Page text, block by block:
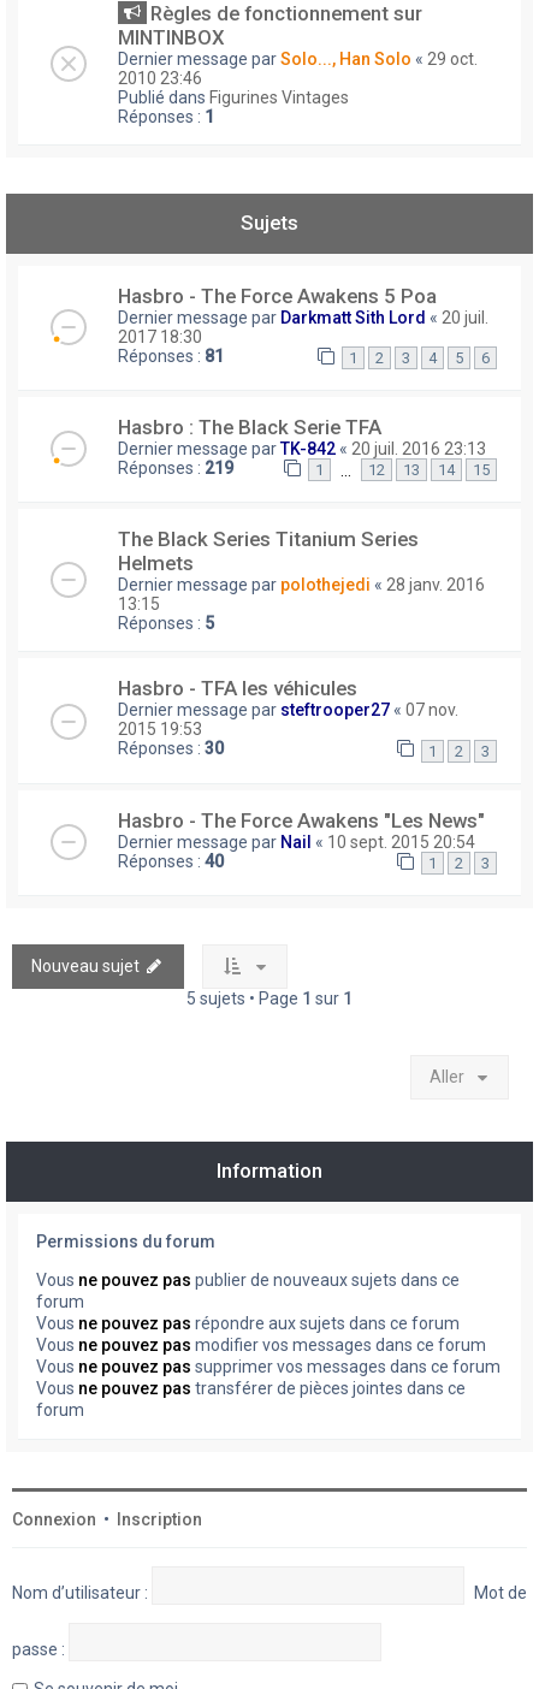
Règles de fonctionnement sur
MINTINBOX
Dernier message parSolo..., Han Solo « 29 oct.
2010 23:46
Publié dans Figurines Vintages
Réponses : 1
Sujets
Hasbro - The Force Awakens 5 Poa
Dernier message par Darkmatt Sith Lord « 20 juil.
2017 18:30
Réponses : 81 1 2 3 4 5 6
Hasbro : The Black Serie TFA
Dernier message parTK-842 « 20 juil. 2016 23:13
Réponses : 219 1 12 13 14 15
The Black Series Titanium Series
Helmets
Dernier message par polothejedi « 28 janv. 2016
13:15
Réponses : 5
Hasbro - TFA les véhicules
Dernier message par steftrooper27 « 07 nov.
2015 19:53
Réponses : 30 1 2 3
Hasbro - The Force Awakens "Les News"
Dernier message par Nail « 10 sept. 2015 20:54
Réponses : 40 1 2 3
Nouveau sujet
5 sujets • Page 1 sur 1
Aller
Information
Permissions du forum
Vous ne pouvez pas publier de nouveaux sujets dans ce
forum
Vous ne pouvez pas répondre aux sujets dans ce forum
Vous ne pouvez pas modifier vos messages dans ce forum
Vous ne pouvez pas supprimer vos messages dans ce forum
Vous ne pouvez pas transférer de pièces jointes dans ce
forum
Connexion • Inscription
Nom d’utilisateur : Mot de
passe :